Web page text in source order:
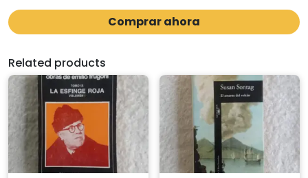
Comprar ahora
Related products